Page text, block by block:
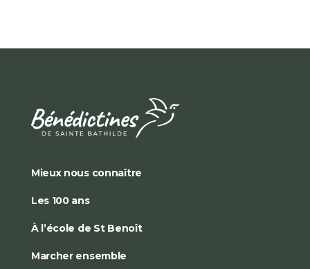
Mieux nous connaître
Les 100 ans
À l’école de St Benoît
Marcher ensemble